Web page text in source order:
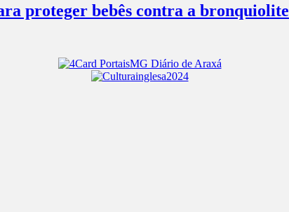
proteger bebês contra a bronquiolite